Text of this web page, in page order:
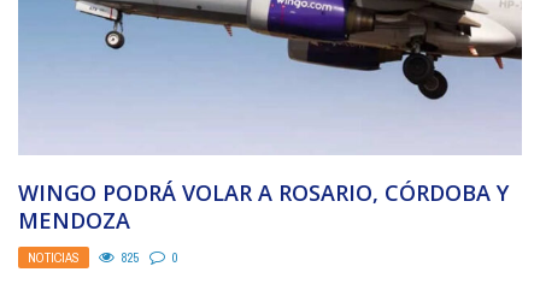
WINGO PODRÁ VOLAR A ROSARIO, CÓRDOBA Y
MENDOZA
NOTICIAS 825 0